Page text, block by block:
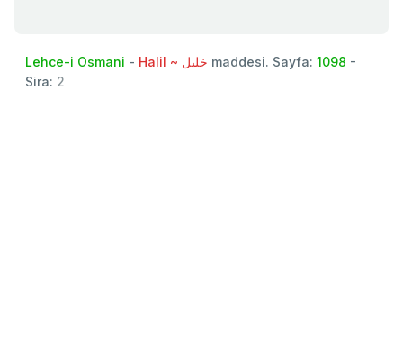
Lehce-i Osmani - Halil ~ خليل maddesi. Sayfa: 1098 -
Sira: 2